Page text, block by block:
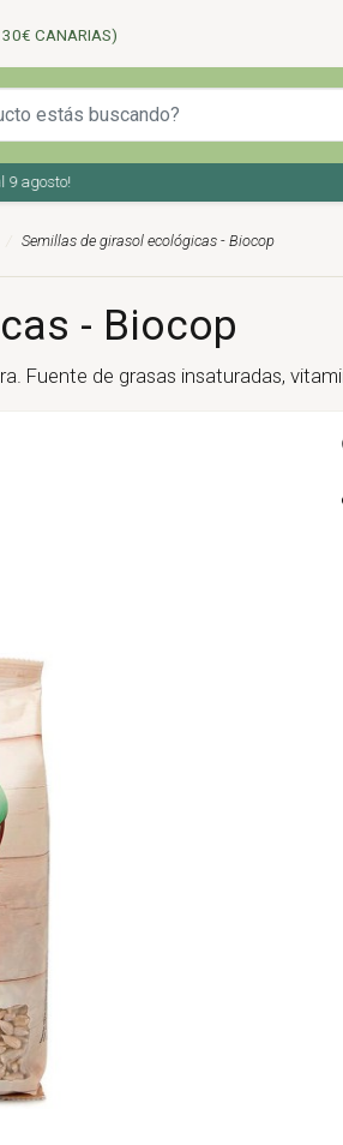
CANARIAS)
Semillas de girasol ecológicas - Biocop
- Biocop
Fuente de grasas insaturadas,